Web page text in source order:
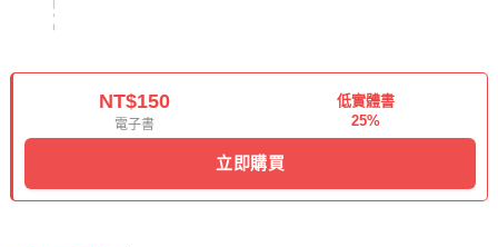
NT$150
電子書
低實體書
25%
立即購買